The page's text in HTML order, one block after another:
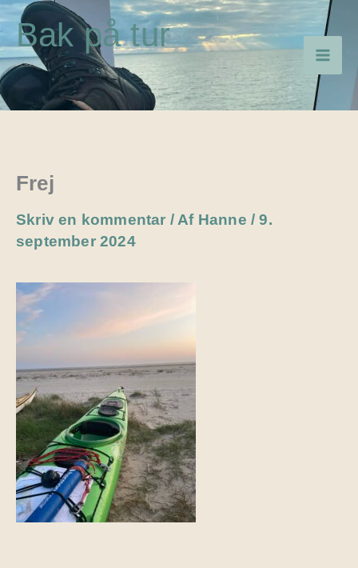
Gå
til
indholdet
Bak på tur
Frej
Skriv en kommentar / Af Hanne/9.
september 2024